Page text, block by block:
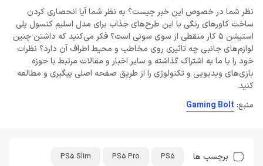
نظر شما در خصوص این خبر چیست؟ به نظر شما آیا انحصاری کردن
ساخت کاورهای رنگی با این طرح‌های جذاب برای مدل اسلیم کنسول پلی
استیشن 5 کار منقطی از سوی سونی است؟ فکر می‌کنید که داشتن چنین
لوازم‌های جانبی چه تاثیری روی مخاطب و محیط اطراف آن دارد؟ نظرات
خود را با ما به اشتراک گذاشته و سایر اخبار و مقالات مرتبط با حوزه
بازی‌های ویدیویی و تکنولوژی را از طریق صفحه اصلی پیگیری و مطالعه
کنید.
منبع: Gaming Bolt
برچسب ها PS5
PS5 Pro
PS5 Slim